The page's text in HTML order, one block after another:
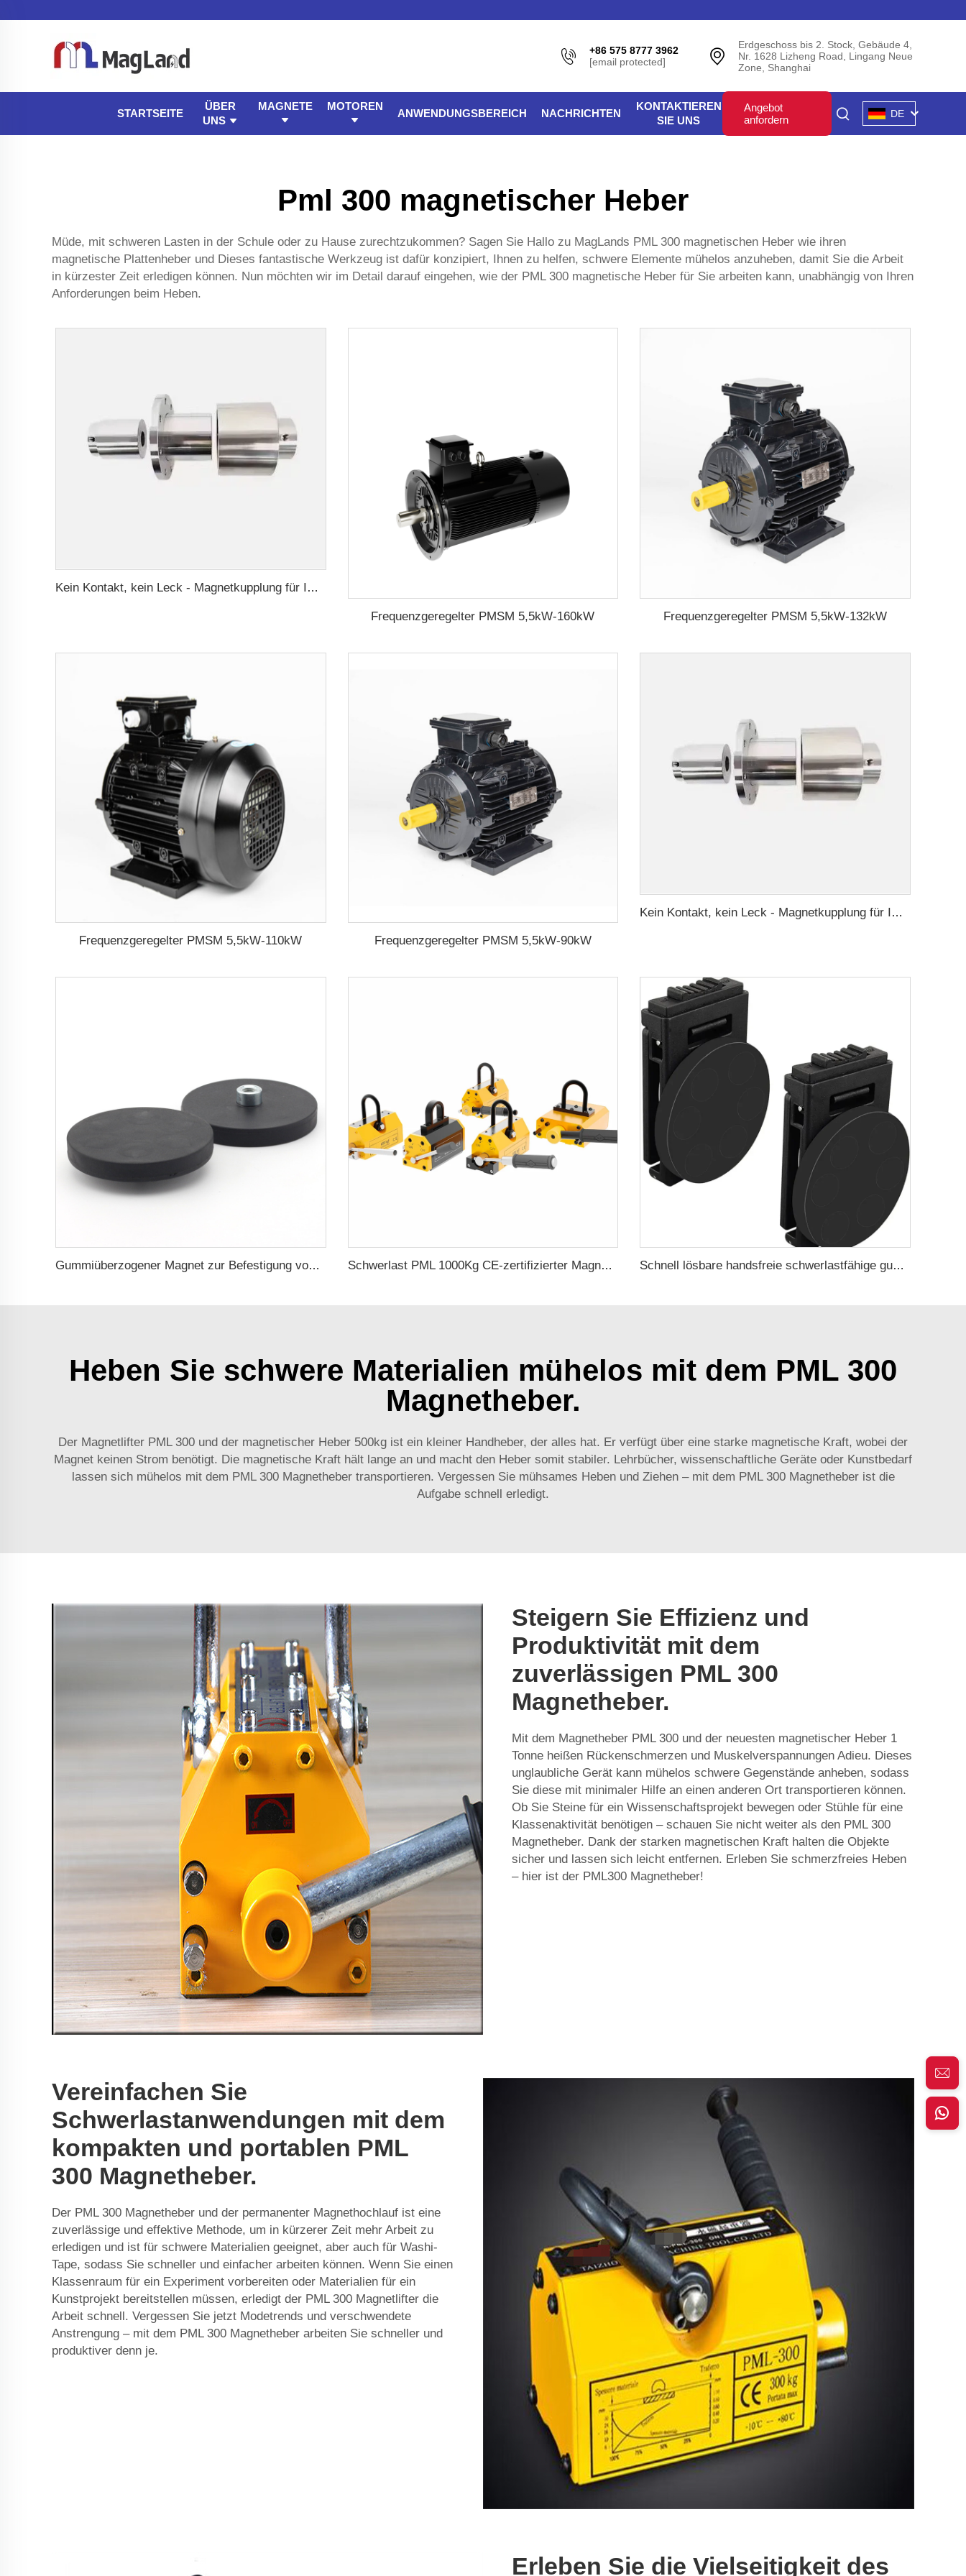
+86 575 8777 3962
[email protected]
Erdgeschoss bis 2. Stock, Gebäude 4,
Nr. 1628 Lizheng Road, Lingang Neue
Zone, Shanghai
STARTSEITE
ÜBER
UNS
MAGNETE MOTOREN
ANWENDUNGSBEREICH NACHRICHTEN
KONTAKTIEREN
SIE UNS
Angebot
anfordern
DE
Pml 300 magnetischer Heber
Müde, mit schweren Lasten in der Schule oder zu Hause zurechtzukommen? Sagen Sie Hallo zu MagLands PML 300 magnetischen Heber wie ihren
magnetische Plattenheber und Dieses fantastische Werkzeug ist dafür konzipiert, Ihnen zu helfen, schwere Elemente mühelos anzuheben, damit Sie die Arbeit
in kürzester Zeit erledigen können. Nun möchten wir im Detail darauf eingehen, wie der PML 300 magnetische Heber für Sie arbeiten kann, unabhängig von Ihren
Anforderungen beim Heben.
Kein Kontakt, kein Leck - Magnetkupplung für ISO- und Polyol-Motorpumpe der Hochdruck-Foamaschine
Frequenzgeregelter PMSM 5,5kW-160kW Frequenzgeregelter PMSM 5,5kW-132kW
Frequenzgeregelter PMSM 5,5kW-110kW Frequenzgeregelter PMSM 5,5kW-90kW
Kein Kontakt, kein Leck - Magnetkupplung für ISO- und Polyol-Motorpumpe der Hochdruck-Foamaschine
Gummiüberzogener Magnet zur Befestigung von Haltern für Feuerlöscher mit 88 mm konvexem Innengewinde Schwerlast PML 1000Kg CE-zertifizierter Magnetlifter Hebemagnet Schnell lösbare handsfreie schwerlastfähige gummibeschichtete Magnetwerkzeughalter für Gürtelklipp
Heben Sie schwere Materialien mühelos mit dem PML 300
Magnetheber.
Der Magnetlifter PML 300 und der magnetischer Heber 500kg ist ein kleiner Handheber, der alles hat. Er verfügt über eine starke magnetische Kraft, wobei der
Magnet keinen Strom benötigt. Die magnetische Kraft hält lange an und macht den Heber somit stabiler. Lehrbücher, wissenschaftliche Geräte oder Kunstbedarf
lassen sich mühelos mit dem PML 300 Magnetheber transportieren. Vergessen Sie mühsames Heben und Ziehen – mit dem PML 300 Magnetheber ist die
Aufgabe schnell erledigt.
Steigern Sie Effizienz und
Produktivität mit dem
zuverlässigen PML 300
Magnetheber.
Mit dem Magnetheber PML 300 und der neuesten magnetischer Heber 1
Tonne heißen Rückenschmerzen und Muskelverspannungen Adieu. Dieses
unglaubliche Gerät kann mühelos schwere Gegenstände anheben, sodass
Sie diese mit minimaler Hilfe an einen anderen Ort transportieren können.
Ob Sie Steine für ein Wissenschaftsprojekt bewegen oder Stühle für eine
Klassenaktivität benötigen – schauen Sie nicht weiter als den PML 300
Magnetheber. Dank der starken magnetischen Kraft halten die Objekte
sicher und lassen sich leicht entfernen. Erleben Sie schmerzfreies Heben
– hier ist der PML300 Magnetheber!
Vereinfachen Sie
Schwerlastanwendungen mit dem
kompakten und portablen PML
300 Magnetheber.
Der PML 300 Magnetheber und der permanenter Magnethochlauf ist eine
zuverlässige und effektive Methode, um in kürzerer Zeit mehr Arbeit zu
erledigen und ist für schwere Materialien geeignet, aber auch für Washi-
Tape, sodass Sie schneller und einfacher arbeiten können. Wenn Sie einen
Klassenraum für ein Experiment vorbereiten oder Materialien für ein
Kunstprojekt bereitstellen müssen, erledigt der PML 300 Magnetlifter die
Arbeit schnell. Vergessen Sie jetzt Modetrends und verschwendete
Anstrengung – mit dem PML 300 Magnetheber arbeiten Sie schneller und
produktiver denn je.
Erleben Sie die Vielseitigkeit des